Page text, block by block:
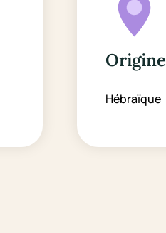
Origine
Hébraïque